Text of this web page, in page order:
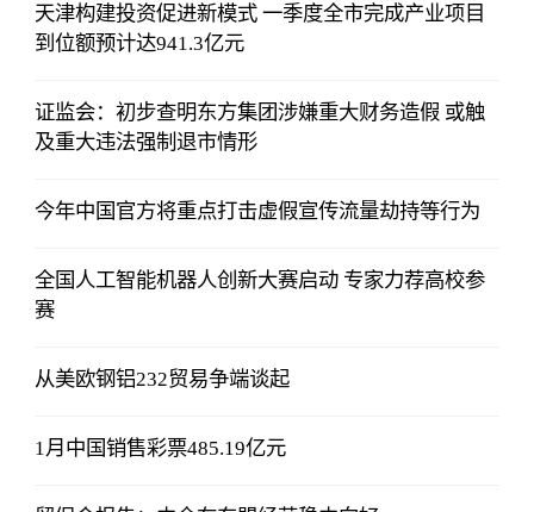
天津构建投资促进新模式 一季度全市完成产业项目
到位额预计达941.3亿元
证监会：初步查明东方集团涉嫌重大财务造假 或触
及重大违法强制退市情形
今年中国官方将重点打击虚假宣传流量劫持等行为
全国人工智能机器人创新大赛启动 专家力荐高校参
赛
从美欧钢铝232贸易争端谈起
1月中国销售彩票485.19亿元